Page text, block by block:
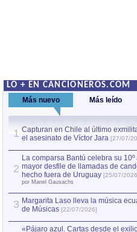
LO + EN CANCIONEROS.COM
Más nuevo Más leído
1 Capturan en Chile al último
el asesinato de Víctor Jara [27/07/
2
La comparsa Bantú celebra su 10º
mayor desfile de llamadas de
hecho fuera de Uruguay [25/07/
por Manel Gausachs
3 Margarita Laso lleva la música
de Músicas [22/07/2026]
«Pájaro azul. Cartas desde el